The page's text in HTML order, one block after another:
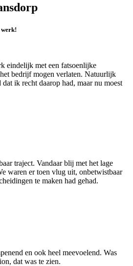
werk!
eindelijk met een fatsoenlijke
bedrijf mogen verlaten. Natuurlijk
ik recht daarop had, maar nu moest
traject. Vandaar blij met het lage
waren er toen vlug uit, onbetwistbaar
te maken had gehad.
en ook heel meevoelend. Was
dat was te zien.